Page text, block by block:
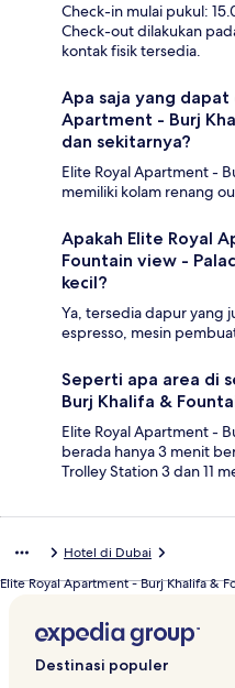
Check-in mulai pukul:
Check-out dilakukan
kontak fisik tersedia.
Apa saja yang dapat
Apartment - Burj
dan sekitarnya?
Elite Royal Apartment -
memiliki kolam renang
Apakah Elite Royal
Fountain view -
kecil?
Ya, tersedia dapur yang
espresso, mesin
Seperti apa area di
Burj Khalifa &
Elite Royal Apartment -
berada hanya 3 menit
Trolley Station 3 dan 11
Hotel di Dubai
Elite Royal Apartment - Burj Khalifa &
Destinasi populer